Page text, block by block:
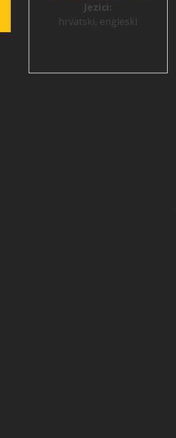
Jezici:
hrvatski, engleski